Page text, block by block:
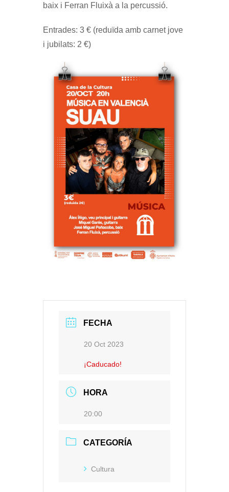
baix i Ferran Fluixà a la percussió.
Entrades: 3 € (reduïda amb carnet jove
i jubilats: 2 €)
FECHA
20 Oct 2023
¡Caducado!
HORA
20:00
CATEGORÍA
Cultura